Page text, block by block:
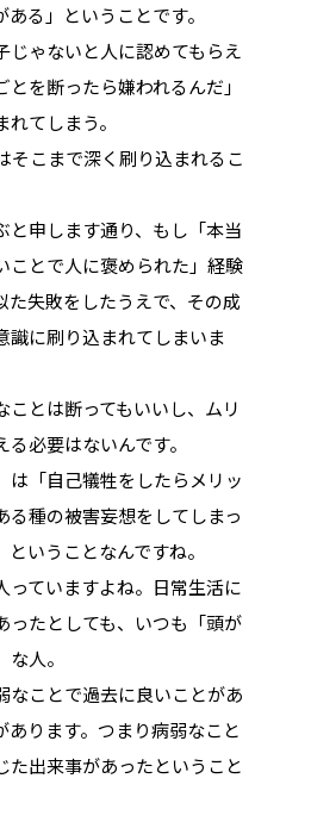
ある」ということです。
じゃないと人に認めてもらえ
を断ったら嫌われるんだ」
てしまう。
そこまで深く刷り込まれるこ
と申します通り、もし「本当
ことで人に褒められた」経験
た失敗をしたうえで、その成
識に刷り込まれてしまいま
とは断ってもいいし、ムリ
必要はないんです。
は「自己犠牲をしたらメリッ
る種の被害妄想をしてしまっ
いうことなんですね。
っていますよね。日常生活に
ったとしても、いつも「頭が
人。
なことで過去に良いことがあ
あります。つまり病弱なこと
た出来事があったということ